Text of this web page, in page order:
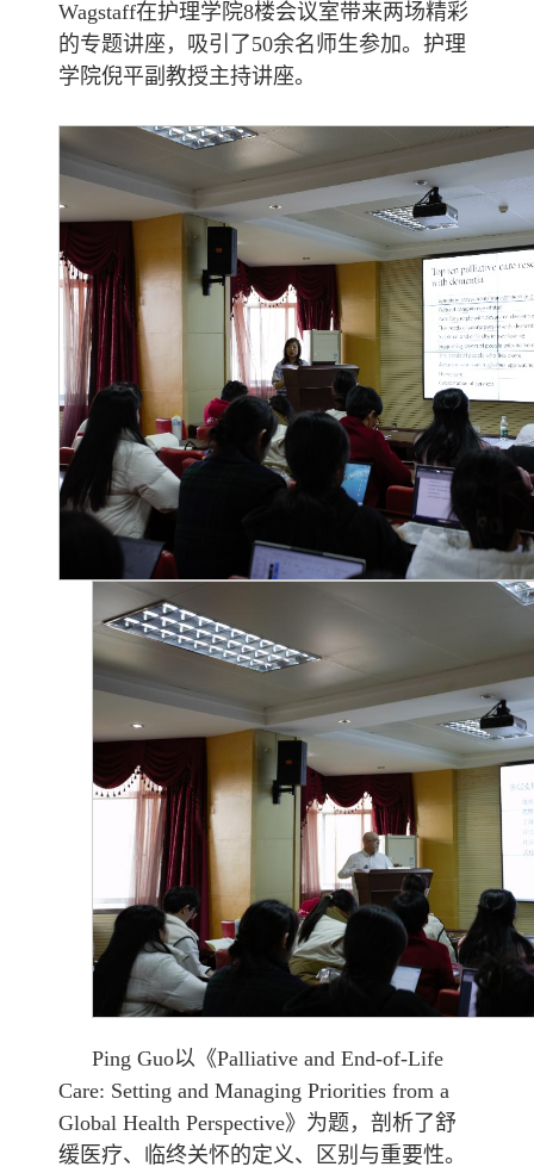
Wagstaff在护理学院8楼会议室带来两场精彩
的专题讲座，吸引了50余名师生参加。护理
学院倪平副教授主持讲座。
Ping Guo以《Palliative and End-of-Life
Care: Setting and Managing Priorities from a
Global Health Perspective》为题，剖析了舒
缓医疗、临终关怀的定义、区别与重要性。